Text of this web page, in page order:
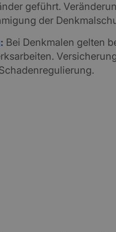
geführt.
der
Bei Denkmalen gelten